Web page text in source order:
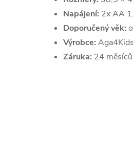
Napájení: 2x AA
Doporučený věk:
Výrobce: Aga4Kids
Záruka: 24 měsíců